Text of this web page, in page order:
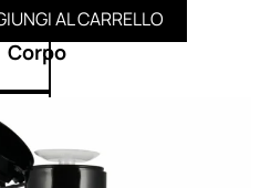
Corpo
Mani
AL CARRELLO